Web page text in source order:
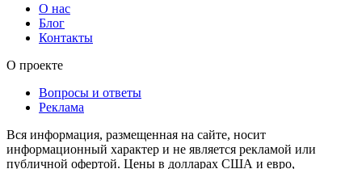
О нас
Блог
Контакты
О проекте
Вопросы и ответы
Реклама
Вся информация, размещенная на сайте, носит
информационный характер и не является рекламой или
публичной офертой. Цены в долларах США и евро,